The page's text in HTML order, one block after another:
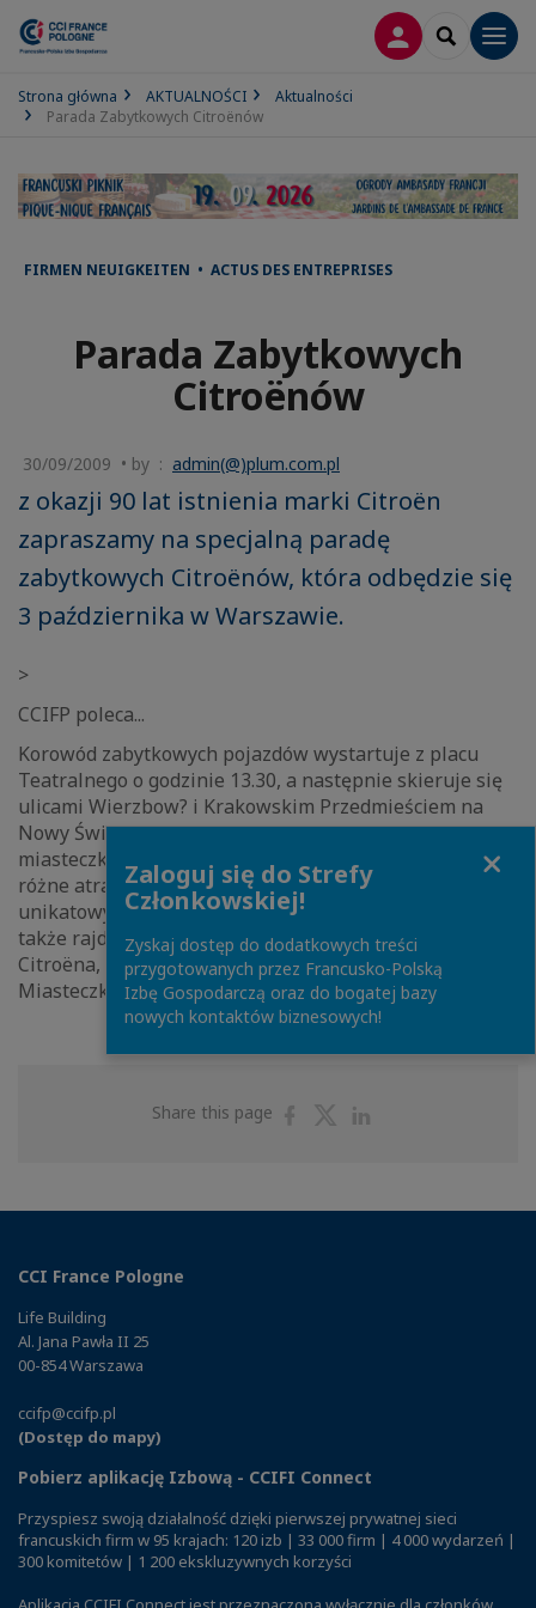
LOGOWANIE
SEARCH
Strona główna AKTUALNOŚCI
Aktualności
Parada Zabytkowych Citroënów
FIRMEN NEUIGKEITEN • ACTUS DES ENTREPRISES
Parada Zabytkowych
Citroënów
30/09/2009 • by : admin(@)plum.com.pl
z okazji 90 lat istnienia marki Citroën
zapraszamy na specjalną paradę
zabytkowych Citroënów, która odbędzie się
3 października w Warszawie.
>
CCIFP poleca...
Korowód zabytkowych pojazdów wystartuje z placu
Teatralnego o godzinie 13.30, a następnie skieruje się
ulicami Wierzbow? i Krakowskim Przedmieściem na
Nowy Świat. Tam zbudowane będzie specjalne
miasteczko Citroëna, w którym czekać będ? na Państwa
różne atrakcje: prezentacja nowego modelu, ekspozycja
unikatowych automobili, wystawa innowacji marki, a
także rajdowe emocje, spotkania ze znanymi twarzami
Citroëna, animacje dla dzieci, aperitif ? la française.
Miasteczko otwarte zostanie o godzinie 14.00.
Share this page
ShareShare
CCI France Pologne
Life Building
Al. Jana Pawła II 25
00-854 Warszawa
ccifp@ccifp.pl
(Dostęp do mapy)
Pobierz aplikację Izbową - CCIFI Connect
Przyspiesz swoją działalność dzięki pierwszej prywatnej sieci
francuskich firm w 95 krajach: 120 izb | 33 000 firm | 4 000 wydarzeń |
300 komitetów | 1 200 ekskluzywnych korzyści
Zaloguj się do Strefy
Członkowskiej!
Zyskaj dostęp do dodatkowych treści
przygotowanych przez Francusko-Polską
Izbę Gospodarczą oraz do bogatej bazy
nowych kontaktów biznesowych!